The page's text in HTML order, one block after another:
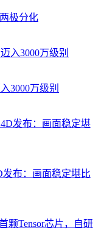
极分化
3000万级别
发布：画面稳定堪比